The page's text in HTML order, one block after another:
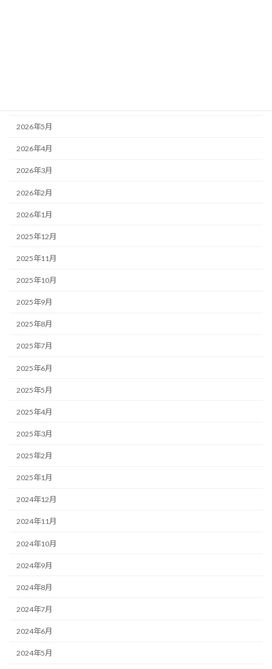
2026年5月
2026年4月
2026年3月
2026年2月
2026年1月
2025年12月
2025年11月
2025年10月
2025年9月
2025年8月
2025年7月
2025年6月
2025年5月
2025年4月
2025年3月
2025年2月
2025年1月
2024年12月
2024年11月
2024年10月
2024年9月
2024年8月
2024年7月
2024年6月
2024年5月